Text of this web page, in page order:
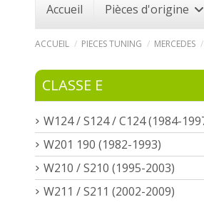
Accueil Pièces d'origine
ACCUEIL PIECES TUNING MERCEDES
CLASSE E
W124 / S124 / C124 (1984-
W201 190 (1982-1993)
W210 / S210 (1995-2003)
W211 / S211 (2002-2009)